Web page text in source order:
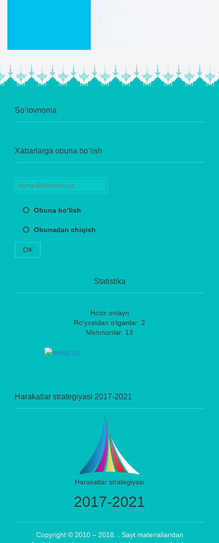
So‘rovnoma
Xabarlarga obuna bo‘lish
Obuna bo‘lish
Obunadan chiqish
OK
Statistika
Hozir onlayn
Ro‘yxatdan o‘tganlar: 2
Mehmonlar: 13
Harakatlar strategiyasi 2017-2021
Harakatlar strategiyasi
2017-2021
Copyright © 2010 – 2018. . Sayt materiallaridan